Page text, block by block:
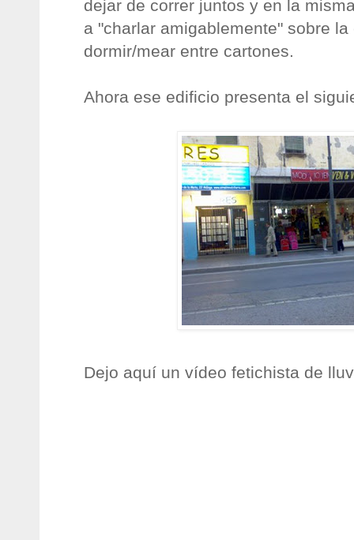
dejar de correr juntos y en la
a "charlar amigablemente" sobre
dormir/mear entre cartones.
Ahora ese edificio presenta el
Dejo aquí un vídeo fetichista de